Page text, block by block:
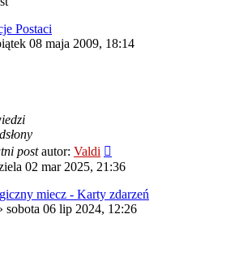
Postaci
08 maja 2009, 18:14
postautor: Valdi
02 mar 2025, 21:36
miecz - Karty zdarzeń
sobota 06 lip 2024, 12:26